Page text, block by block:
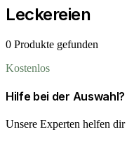
Leckereien
0 Produkte gefunden
Kostenlos
Hilfe bei der Auswahl?
Unsere Experten helfen